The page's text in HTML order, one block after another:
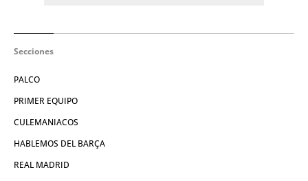
Secciones
PALCO
PRIMER EQUIPO
CULEMANIACOS
HABLEMOS DEL BARÇA
REAL MADRID